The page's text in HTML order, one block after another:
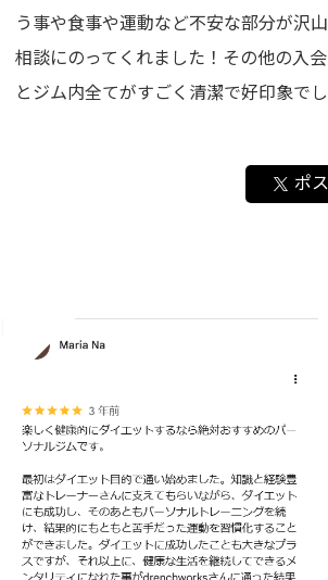
う事や食事や運動など不安な部分が沢
相談にのってくれました！その他の入
とジム内全てがすごく清潔で好印象でし
ポ